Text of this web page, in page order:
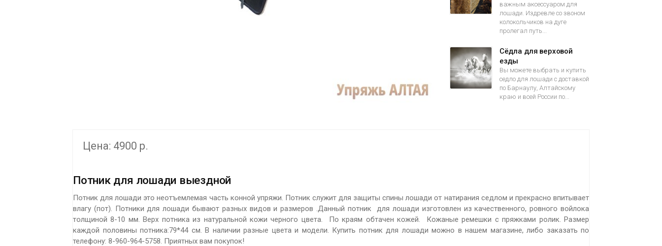
важным аксессуаром для
лошади. Издревле со звоном
колокольчиков на дуге
пролегал путь...
Сёдла для верховой
езды
Вы можете выбрать и купить
седло для лошади с доставкой
по Барнаулу, Алтайскому
краю и всей России по...
Цена: 4900 р.
Потник для лошади выездной
Потник для лошади это неотъемлемая часть конной упряжи. Потник служит для защиты спины лошади от натирания седлом и прекрасно впитывает
влагу (пот). Потники для лошади бывают разных видов и размеров .Данный потник для лошади изготовлен из качественного, ровного войлока
толщиной 8-10 мм. Верх потника из натуральной кожи черного цвета. По краям обтачен кожей. Кожаные ремешки с пряжками ролик. Размер
каждой половины потника:79*44 см. В наличии разные цвета и модели. Купить потник для лошади можно в нашем магазине, либо заказать по
телефону: 8-960-964-5758. Приятных вам покупок!